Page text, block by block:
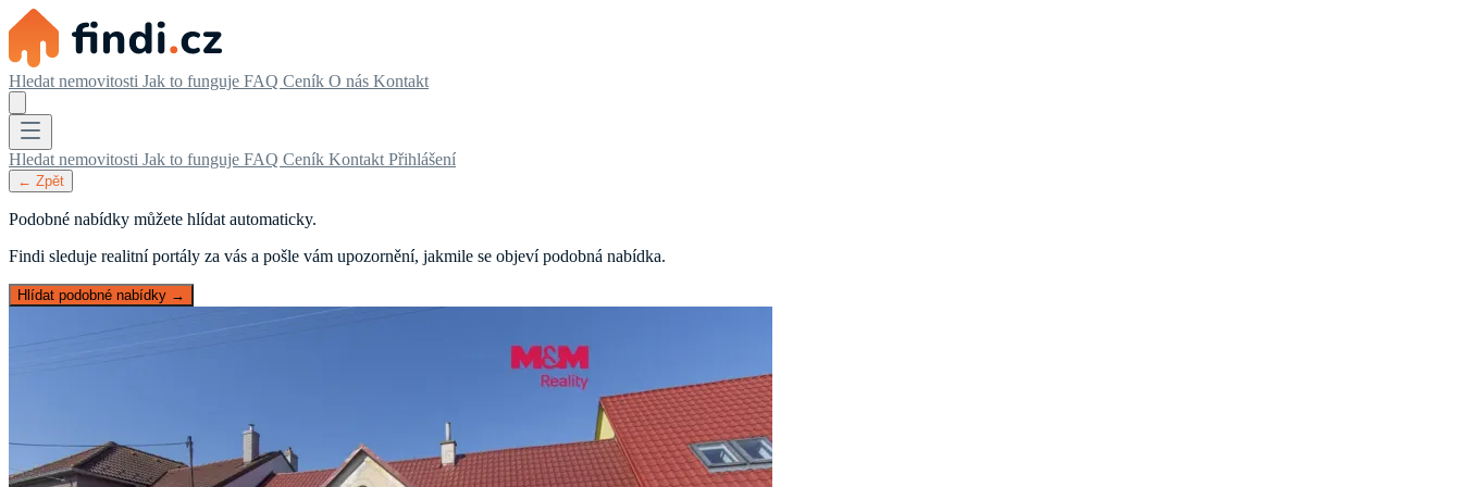
Hledat nemovitosti Jak to funguje FAQ Ceník O nás Kontakt
Hledat nemovitosti Jak to funguje FAQ Ceník Kontakt Přihlášení
← Zpět
Podobné nabídky můžete hlídat automaticky.
Findi sleduje realitní portály za vás a pošle vám upozornění, jakmile se objeví podobná nabídka.
Hlídat podobné nabídky →